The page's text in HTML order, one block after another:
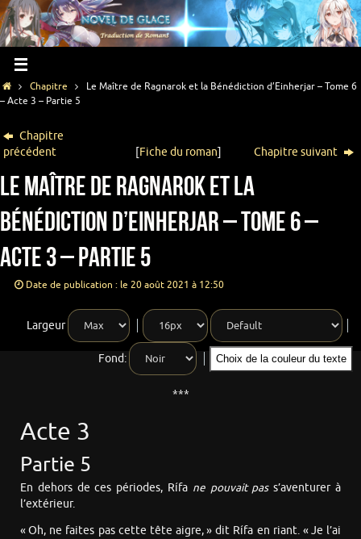
Chapitre
Le Maître de Ragnarok et la Bénédiction d’Einherjar – Tome 6
– Acte 3 – Partie 5
Chapitre
précédent
[Fiche du roman] Chapitre suivant
Le Maître de Ragnarok et la
Bénédiction d’Einherjar – Tome 6 –
Acte 3 – Partie 5
Date de publication : le 20 août 2021 à 12:50
Largeur
Fond: Choix de la couleur du texte
***
Acte 3
Partie 5
En dehors de ces périodes, Rífa ne pouvait pass’aventurer à
l’extérieur.
« Oh, ne faites pas cette tête aigre, » dit Rífa en riant. « Je l’ai